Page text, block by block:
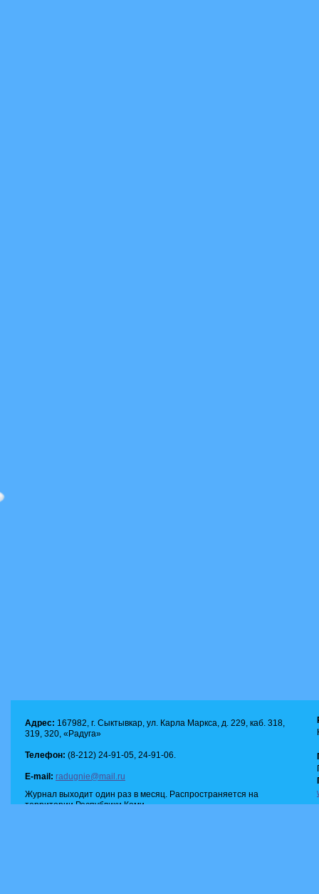
Адрес: 167982, г. Сыктывкар, ул. Карла Маркса, д. 229, каб. 318,
319, 320, «Радуга»
Телефон: (8-212) 24-91-05, 24-91-06.
E-mail: radugnie@mail.ru
Журнал выходит один раз в месяц. Распространяется на
территории Республики Коми.